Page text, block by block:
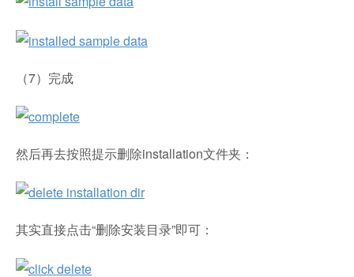
（7）完成
然后再去按照提示删除installation文件夹：
其实直接点击“删除安装目录”即可：